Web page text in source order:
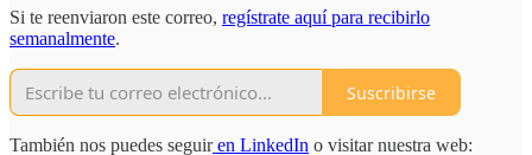
Si te reenviaron este correo, regístrate aquí para recibirlo
semanalmente.
Suscribirse
También nos puedes seguiren LinkedIn o visitar nuestra web: